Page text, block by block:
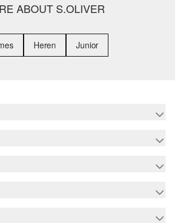
ABOUT S.OLIVER
Heren Junior